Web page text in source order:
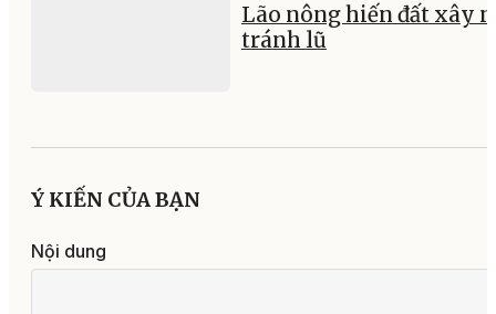
Lão nông hiến đất xây
tránh lũ
Ý KIẾN CỦA BẠN
Nội dung